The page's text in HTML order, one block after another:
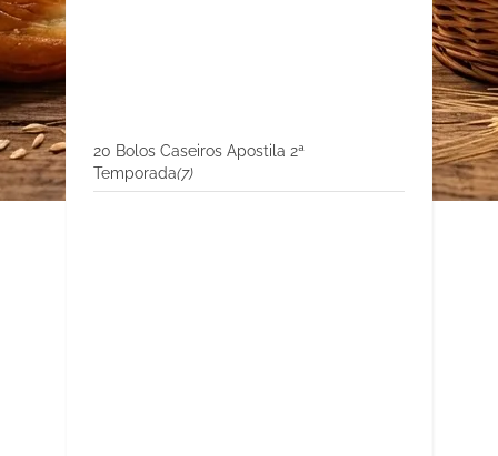
20 Bolos Caseiros Apostila 2ª
Temporada(7)